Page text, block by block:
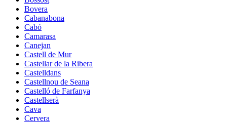
Bovera
Cabanabona
Cabó
Camarasa
Canejan
Castell de Mur
Castellar de la Ribera
Castelldans
Castellnou de Seana
Castelló de Farfanya
Castellserà
Cava
Cervera